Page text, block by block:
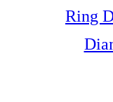
Ring